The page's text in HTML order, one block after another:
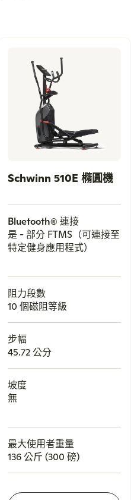
Schwinn 510E 橢圓機
Bluetooth® 連接
是 - 部分 FTMS（可連接至
特定健身應用程式）
阻力段數
10 個磁阻等級
步幅
45.72 公分
坡度
無
最大使用者重量
136 公斤 (300 磅)